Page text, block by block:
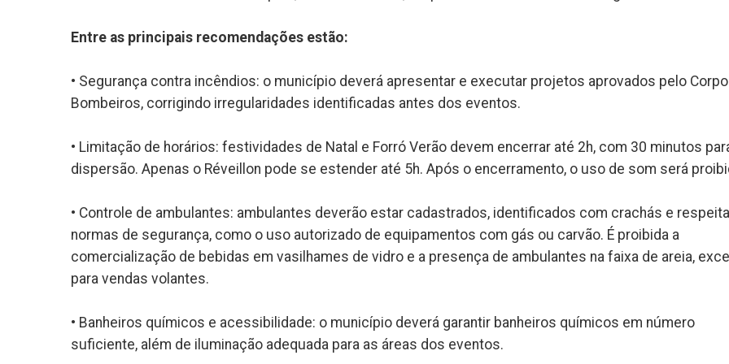
Entre as principais recomendações estão:
• Segurança contra incêndios: o município deverá apresentar e executar projetos aprovados pelo
Bombeiros, corrigindo irregularidades identificadas antes dos eventos.
• Limitação de horários: festividades de Natal e Forró Verão devem encerrar até 2h, com 30 minutos
dispersão. Apenas o Réveillon pode se estender até 5h. Após o encerramento, o uso de som será
• Controle de ambulantes: ambulantes deverão estar cadastrados, identificados com crachás e
normas de segurança, como o uso autorizado de equipamentos com gás ou carvão. É proibida a
comercialização de bebidas em vasilhames de vidro e a presença de ambulantes na faixa de areia,
para vendas volantes.
• Banheiros químicos e acessibilidade: o município deverá garantir banheiros químicos em número
suficiente, além de iluminação adequada para as áreas dos eventos.